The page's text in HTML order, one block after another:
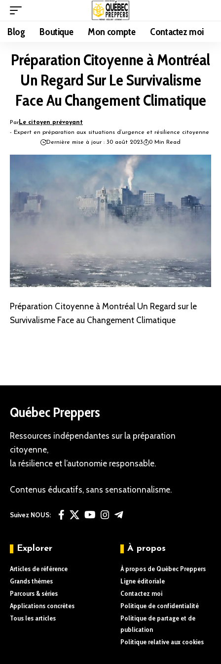
Blog Boutique Mon compte Contactez moi
Préparation Citoyenne à Montréal
Un Regard Sur Le Survivalisme
Face Au Changement Climatique
ParLe citoyen prévoyant
- Expert en préparation aux situations d’urgence et résilience citoyenne
Dernière mise à jour : 30 août 2023
0 Min Read
Préparation Citoyenne à Montréal Un Regard sur le
Survivalisme Face au Changement Climatique
Québec Preppers
Ressources indépendantes sur la préparation
citoyenne,
la résilience et l’autonomie responsable.
Contenus éducatifs, sans sensationnalisme.
Suivez NOUS:
Explorer
Articles de référence
Grands thèmes
Parcours & séries
Applications concrètes
Tous les articles
À propos
À propos de Québec Preppers
Ligne éditoriale
Contactez moi
Politique de confidentialité
Politique de partage et de
publication
Politique relative aux cookies